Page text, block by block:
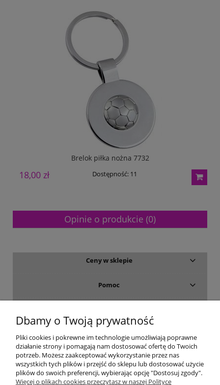
Brelok piłka nożna 7732
18,00 zł Dostępność: 11
Opinie o produkcie (0)
Ceny w sklepie
Pomoc
Moje konto
Gwarancja i zwroty
O firmie
Dbamy o Twoją prywatność
Pliki cookies i pokrewne im technologie umożliwiają poprawne
działanie strony i pomagają nam dostosować ofertę do Twoich
potrzeb. Możesz zaakceptować wykorzystanie przez nas
wszystkich tych plików i przejść do sklepu lub dostosować użycie
plików do swoich preferencji, wybierając opcję "Dostosuj zgody".
Więcej o plikach cookies przeczytasz w naszej Polityce